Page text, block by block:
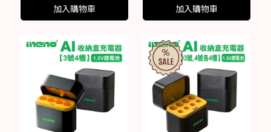
加入購物車 加入購物車